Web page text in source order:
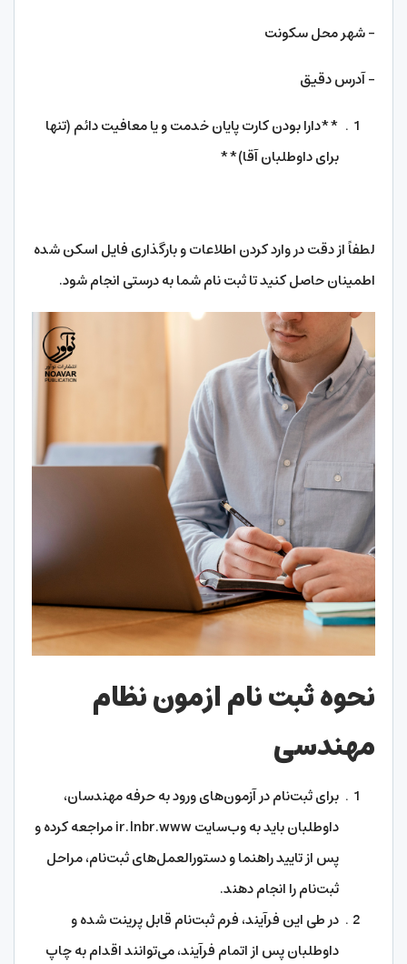
– شهر محل سکونت
– آدرس دقیق
**دارا بودن کارت پایان خدمت و یا معافیت دائم (تنها
برای داوطلبان آقا)**
لطفاً از دقت در وارد کردن اطلاعات و بارگذاری فایل اسکن شده
اطمینان حاصل کنید تا ثبت نام شما به درستی انجام شود.
نحوه ثبت نام ازمون نظام
مهندسی
برای ثبت‌نام در آزمون‌های ورود به حرفه مهندسان،
داوطلبان باید به وب‌سایت ir.Inbr.www مراجعه کرده و
پس از تایید راهنما و دستورالعمل‌های ثبت‌نام، مراحل
ثبت‌نام را انجام دهند.
در طی این فرآیند، فرم ثبت‌نام قابل پرینت شده و
داوطلبان پس از اتمام فرآیند، می‌توانند اقدام به چاپ